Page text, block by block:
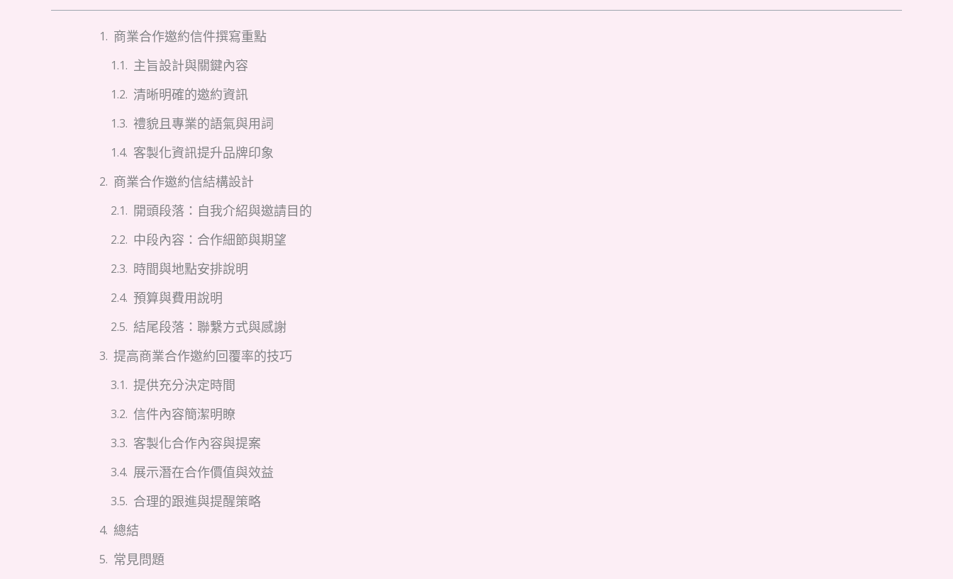
商業合作邀約信件撰寫重點
主旨設計與關鍵內容
清晰明確的邀約資訊
禮貌且專業的語氣與用詞
客製化資訊提升品牌印象
商業合作邀約信結構設計
開頭段落：自我介紹與邀請目的
中段內容：合作細節與期望
時間與地點安排說明
預算與費用說明
結尾段落：聯繫方式與感謝
提高商業合作邀約回覆率的技巧
提供充分決定時間
信件內容簡潔明瞭
客製化合作內容與提案
展示潛在合作價值與效益
合理的跟進與提醒策略
總結
常見問題